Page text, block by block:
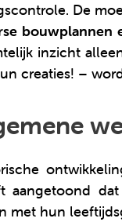
De
bouwplannen
inzicht
creaties! –
hun